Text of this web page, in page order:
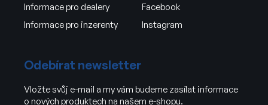
Informace pro dealery
Informace pro inzerenty
Facebook
Instagram
Odebírat newsletter
Vložte svůj e-mail a my vám budeme zasílat informace
o nových produktech na našem e-shopu.